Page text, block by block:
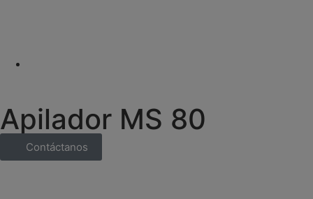
Apilador MS 80
Contáctanos